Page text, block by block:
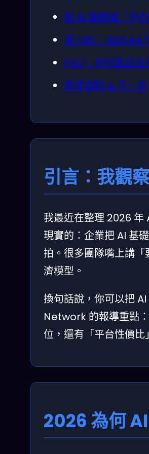
把 AI 服務變「平
用 n8n、Airbyte
FAQ：你可能正在
參考資料 & 下一步
引言：我觀
我最近在整理 2026 年
現實的：企業把 AI 基
拍。很多團隊嘴上講
濟模型。
換句話說，你可以把
Network 的報導重點
位，還有「平台性價比
2026 為何